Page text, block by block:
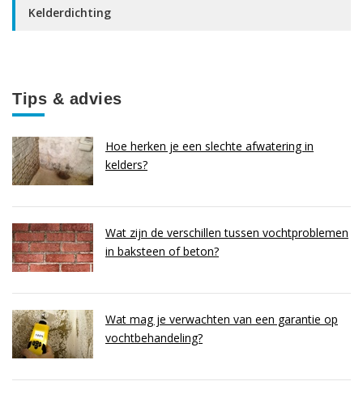
Kelderdichting
Tips & advies
Hoe herken je een slechte afwatering in
kelders?
Wat zijn de verschillen tussen vochtproblemen
in baksteen of beton?
Wat mag je verwachten van een garantie op
vochtbehandeling?